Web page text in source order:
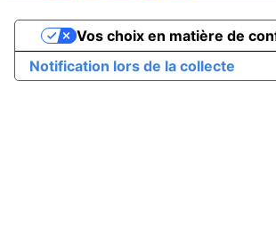
Notification lors de la collecte
Vos choix en matière de